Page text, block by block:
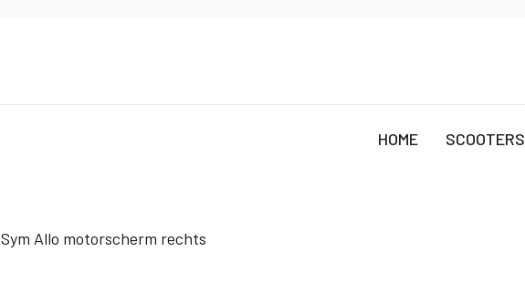
HOME SCOOTERS
Sym Allo motorscherm rechts